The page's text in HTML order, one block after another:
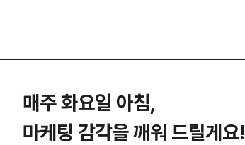
매주 화요일 아침,
마케팅 감각을 깨워 드릴게요!